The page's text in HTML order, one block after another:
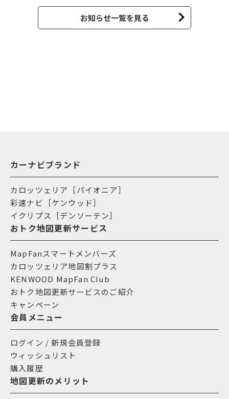
お知らせ一覧を見る
カーナビブランド
カロッツェリア［パイオニア］
彩速ナビ［ケンウッド］
イクリプス［デンソーテン］
おトク地図更新サービス
MapFanスマートメンバーズ
カロッツェリア地図割プラス
KENWOOD MapFan Club
おトク地図更新サービスのご紹介
キャンペーン
会員メニュー
ログイン / 新規会員登録
ウィッシュリスト
購入履歴
地図更新のメリット